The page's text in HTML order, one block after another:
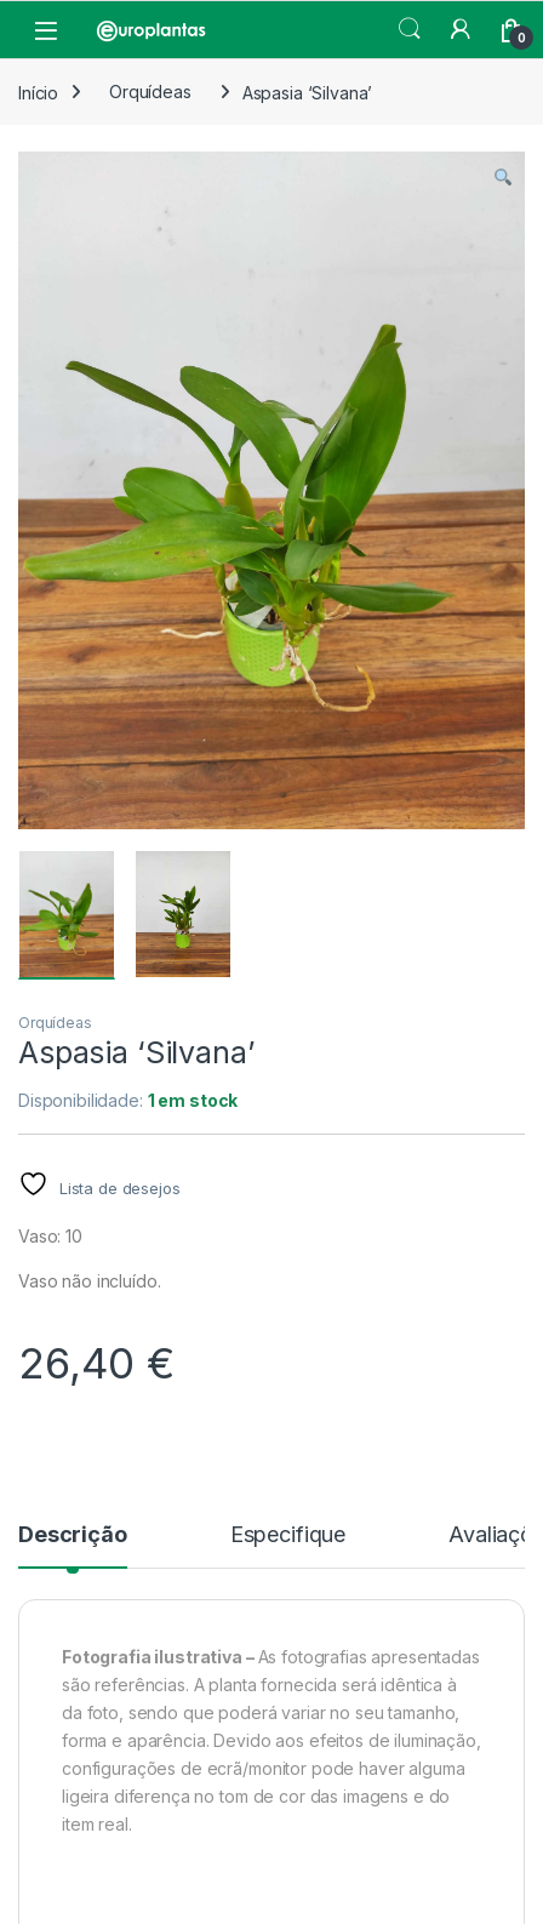
Open 0
Início Orquídeas Aspasia ‘Silvana’
Orquídeas
Aspasia ‘Silvana’
Disponibilidade: 1 em stock
Lista de desejos
Vaso: 10
Vaso não incluído.
26,40 €
Descrição Especifique
Fotografia ilustrativa –As fotografias apresentadas
são referências. A planta fornecida será idêntica à
da foto, sendo que poderá variar no seu tamanho,
forma e aparência. Devido aos efeitos de iluminação,
configurações de ecrã/monitor pode haver alguma
ligeira diferença no tom de cor das imagens e do
item real.